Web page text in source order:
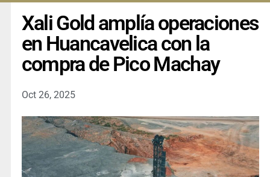
Xali Gold amplía operaciones
en Huancavelica con la
compra de Pico Machay
Oct 26, 2025